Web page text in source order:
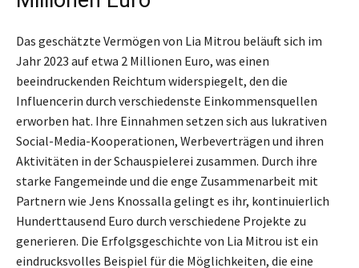
Das geschätzte Vermögen von Lia Mitrou beläuft sich im
Jahr 2023 auf etwa 2 Millionen Euro, was einen
beeindruckenden Reichtum widerspiegelt, den die
Influencerin durch verschiedenste Einkommensquellen
erworben hat. Ihre Einnahmen setzen sich aus lukrativen
Social-Media-Kooperationen, Werbeverträgen und ihren
Aktivitäten in der Schauspielerei zusammen. Durch ihre
starke Fangemeinde und die enge Zusammenarbeit mit
Partnern wie Jens Knossalla gelingt es ihr, kontinuierlich
Hunderttausend Euro durch verschiedene Projekte zu
generieren. Die Erfolgsgeschichte von Lia Mitrou ist ein
eindrucksvolles Beispiel für die Möglichkeiten, die eine